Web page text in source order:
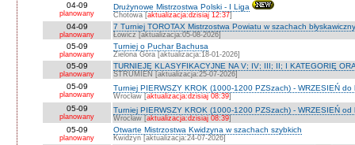
04-09
planowany
Drużynowe Mistrzostwa Polski - I Liga
Chotowa [aktualizacja:dzisiaj 12:37]
04-09
planowany
7 Turniej TOROTAX Mistrzostwa Powiatu w szachach
Łowicz [aktualizacja:05-08-2026]
05-09
planowany
Turniej o Puchar Bachusa
Zielona Góra [aktualizacja:18-01-2026]
05-09
planowany
TURNIEJE KLASYFIKACYJNE NA V; IV; III; II; I KATEGORIĘ
STRUMIEŃ [aktualizacja:25-07-2026]
05-09
planowany
Turniej PIERWSZY KROK (1000-1200 PZSzach) - WRZESIEŃ do
Wrocław [aktualizacja:dzisiaj 08:39]
05-09
planowany
Turniej PIERWSZY KROK (1000-1200 PZSzach) - WRZESIEŃ od
Wrocław [aktualizacja:dzisiaj 08:39]
05-09
planowany
Otwarte Mistrzostwa Kwidzyna w szachach szybkich
Kwidzyn [aktualizacja:24-07-2026]